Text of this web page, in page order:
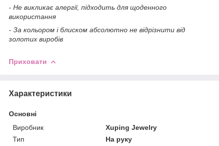
- Не викликає алергії, підходить для щоденного
використання
- За кольором і блиском абсолютно не відрізнити від
золотих виробів
Приховати
Характеристики
Основні
Виробник
Xuping Jewelry
Тип
На руку